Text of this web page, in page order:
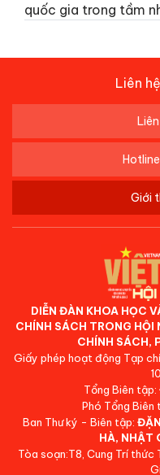
quốc gia trong tầm
Liên
Giới
DIỄN ĐÀN KHOA HỌC
CHÍNH SÁCH TRONG HỘI
CHÍNH SÁCH,
Giấy phép hoạt động Tạp
Tổng Biên tập:
Phó Tổng Biên
Ban Thư ký - Biên tập:
HÀ, NHẬT
Tòa soạn:T8, Cung Trí thức